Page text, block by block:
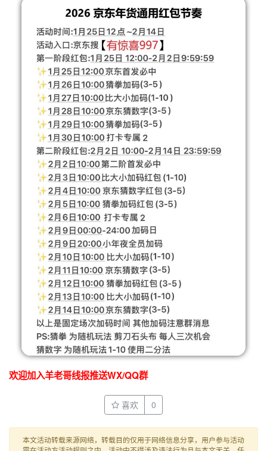
欢迎加入羊老哥线报推送WX/QQ群
喜欢 0
本文活动转载来源网络，转载目的仅用于网络信息分享，用户参与活动